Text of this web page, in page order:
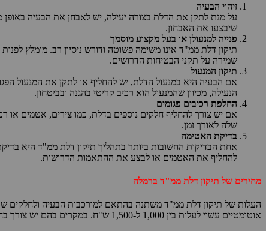
זיהוי הבעיה
על מנת לתקן את הדלת בצורה יעילה, יש לאבחן את הבעיה באופן
שיבצעו את האבחון.
פנייה למנעולן או בעל מקצוע מוסמך
תיקון דלת ממ"ד אינו משימה פשוטה ודורש ניסיון רב. מומלץ
שמירה על תקני הבטיחות הדרושים.
תיקון המנעול
אם הבעיה היא במנעול הדלת, יש להחליף או לתקן את המנעול
הנעילה, מכיוון שהמנעול הוא רכיב קריטי בהגנה ובביטחון.
החלפת רכיבים פגומים
אם יש צורך להחליף חלקים נוספים בדלת, כמו צירים, אטמים או
שלה לאורך זמן.
בדיקת האטימה
אחת הבדיקות החשובות ביותר בתהליך תיקון דלת ממ"ד היא
להחליף את האטמים או לבצע את ההתאמות הדרושות.
מחירים של תיקון דלת ממ"ד ברמלה
אוטומטיים עשוי לעלות בין 1,000 ל-1,500 ש"ח. במקרים בהם יש צורך בחיזוק מבני לדלת או בהחלפת חלקים פנימיים, העלות עשויה להגיע גם ל-2,000 ש"ח או יותר.